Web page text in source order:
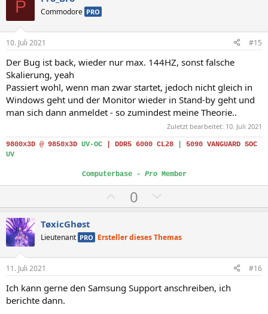
t
v
e
S
t
i
m
t
v
e
S
t
i
m
m
P Commodore PRO
10. Juli 2021 #15
Der Bug ist back, wieder nur max. 144HZ, sonst falsche
Skalierung, yeah
Passiert wohl, wenn man zwar startet, jedoch nicht gleich in
Windows geht und der Monitor wieder in Stand-by geht und
man sich dann anmeldet - so zumindest meine Theorie..
Zuletzt bearbeitet: 10. Juli 2021
9800x3D @ 9850x3D UV-OC DDR5 6000 CL28
5090 VANGUARD SOC
UV
Computerbase - ProMember
o
i
t
v
e
0
e
a
t
v
e
TøxicGhøst
Lieutenant PRO Ersteller dieses Themas
11. Juli 2021 #16
Ich kann gerne den Samsung Support anschreiben, ich
berichte dann.